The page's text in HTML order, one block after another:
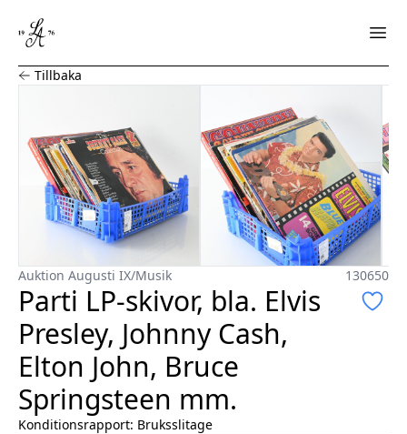
Parti LP-skivor, bla. Elvis Presley, Johnny Cash, Elton
Tillbaka
Auktion Augusti IX/Musik 130650
Parti LP-skivor, bla. Elvis
Presley, Johnny Cash,
Elton John, Bruce
Springsteen mm.
Konditionsrapport: Bruksslitage